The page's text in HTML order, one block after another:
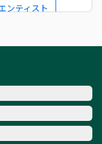
ンティスト
ント
Ruby